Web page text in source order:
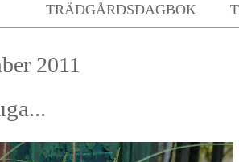
TRÄDGÅRDSDAGBOK
2011